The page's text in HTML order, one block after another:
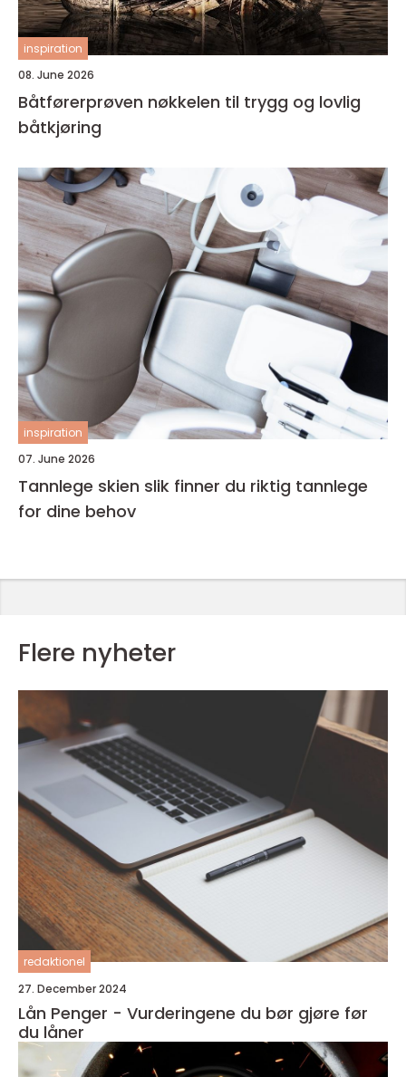
inspiration
08. June 2026
Båtførerprøven nøkkelen til trygg og lovlig
båtkjøring
inspiration
07. June 2026
Tannlege skien slik finner du riktig tannlege
for dine behov
Flere nyheter
redaktionel
27. December 2024
Lån Penger - Vurderingene du bør gjøre før
du låner